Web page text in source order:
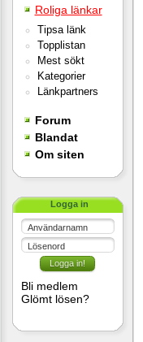
Roliga länkar
Tipsa länk
Topplistan
Mest sökt
Kategorier
Länkpartners
Forum
Blandat
Om siten
Logga in
Användarnamn
Lösenord
Bli medlem
Glömt lösen?